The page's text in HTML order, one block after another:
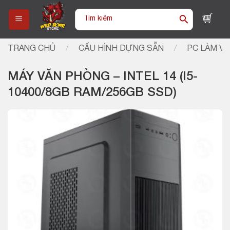
content
Tìm
TRANG CHỦ / CẤU HÌNH DỰNG SẴN / PC LÀM
MÁY VĂN PHÒNG – INTEL 14 (I5-
10400/8GB RAM/256GB SSD)